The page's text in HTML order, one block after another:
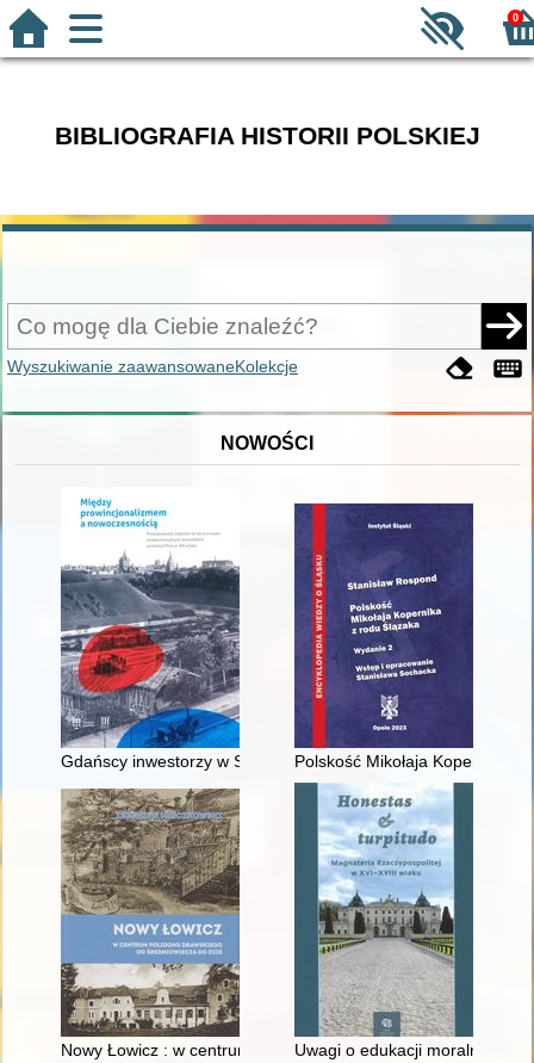
0
BIBLIOGRAFIA HISTORII POLSKIEJ
Wyszukiwanie zaawansowaneKolekcje
NOWOŚCI
Gdańscy inwestorzy w Sopocie : prestiż finansowy i
Polskość Mikołaja Kopernika z
Nowy Łowicz : w centrum poligonu drawskiego od
Uwagi o edukacji moralnej